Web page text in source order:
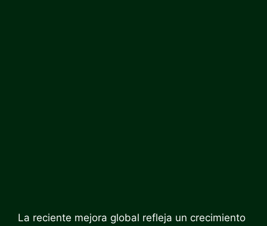
La reciente mejora global refleja un crecimiento